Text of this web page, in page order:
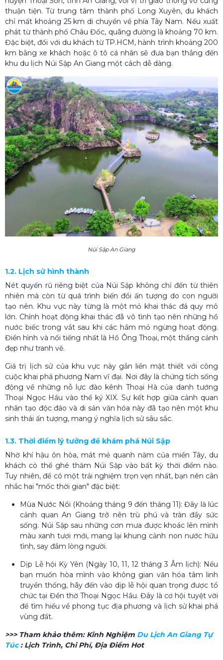
thuận tiện. Từ trung tâm thành phố Long Xuyên, du khách
chỉ mất khoảng 25 km di chuyển về phía Tây Nam. Nếu xuất
phát từ thành phố Châu Đốc, quãng đường là khoảng 70 km.
Đặc biệt, đối với du khách từ TP.HCM, hành trình khoảng 200
km bằng xe khách hoặc ô tô cá nhân sẽ đưa bạn thẳng đến
khu du lịch Núi Sập An Giang một cách dễ dàng.
Núi Sập An Giang
1.2. Lịch sử hình thành
Nét quyến rũ riêng biệt của Núi Sập không chỉ đến từ thiên
nhiên mà còn từ quá trình biến đổi ấn tượng do con người
tạo nên. Khu vực này từng là một mỏ khai thác đá quy mô
lớn. Chính hoạt động khai thác đã vô tình tạo nên những hồ
nước biếc trong vắt sau khi các hầm mỏ ngừng hoạt động.
Điển hình và nổi tiếng nhất là Hồ Ông Thoại, một thắng cảnh
đẹp như tranh vẽ.
Giá trị lịch sử của khu vực này gắn liền mật thiết với công
cuộc khai phá phương Nam vĩ đại. Nơi đây là chứng tích sống
động về những nỗ lực đào kênh Thoại Hà của danh tướng
Thoại Ngọc Hầu vào thế kỷ XIX. Sự kết hợp giữa cảnh quan
nhân tạo độc đáo và di sản văn hóa này đã tạo nên một khu
sinh thái ấn tượng, mang ý nghĩa lịch sử sâu sắc.
1.3. Thời điểm lý tưởng để khám phá Núi Sập
Nhờ khí hậu ôn hòa, mát mẻ quanh năm của miền Tây, du
khách có thể ghé thăm Núi Sập vào bất kỳ thời điểm nào.
Tuy nhiên, để có một trải nghiệm trọn vẹn nhất, bạn nên cân
nhắc hai "mốc thời gian" đặc biệt:
Mùa Nước Nổi (Khoảng tháng 9 đến tháng 11): Đây là lúc
cảnh quan An Giang trở nên trù phú và tràn đầy sức
sống. Núi Sập sau những cơn mưa được khoác lên mình
màu xanh tươi mới, mang lại khung cảnh non nước hữu
tình, say đắm lòng người.
Dịp Lễ hội Kỳ Yên (Ngày 10, 11, 12 tháng 3 Âm lịch): Nếu
bạn muốn hòa mình vào không gian văn hóa tâm linh
truyền thống, hãy đến vào dịp lễ hội quan trọng được tổ
chức tại Đền thờ Thoại Ngọc Hầu. Đây là cơ hội tuyệt vời
để tìm hiểu về phong tục địa phương và lịch sử khai phá
vùng đất.
>>> Tham khảo thêm: Kinh Nghiệm Du Lịch An Giang Tự
Túc : Lịch Trình, Chi Phí, Địa Điểm Hot